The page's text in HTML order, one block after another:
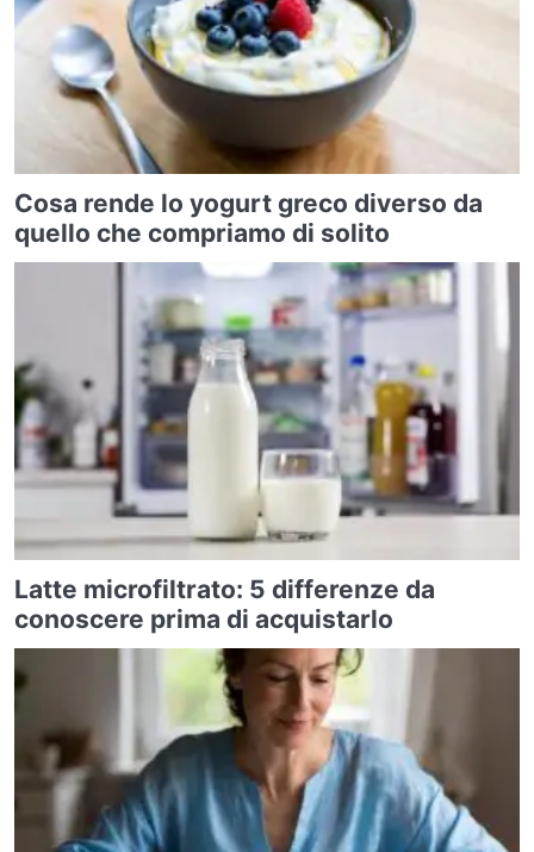
Cosa rende lo yogurt greco diverso da
quello che compriamo di solito
Latte microfiltrato: 5 differenze da
conoscere prima di acquistarlo